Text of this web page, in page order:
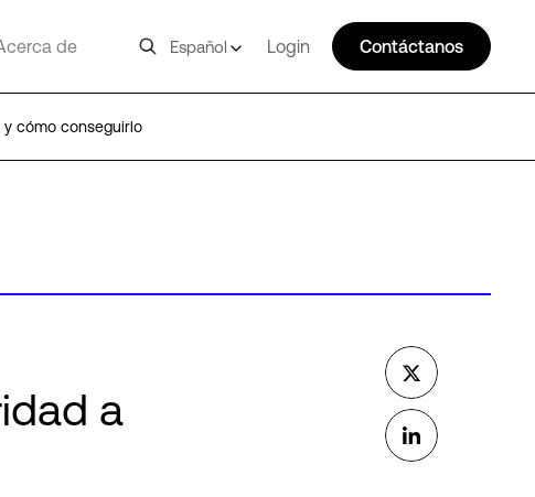
de Español Login Contáctanos
cómo conseguirlo
a